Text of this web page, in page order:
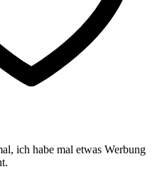
ich habe mal etwas Werbung